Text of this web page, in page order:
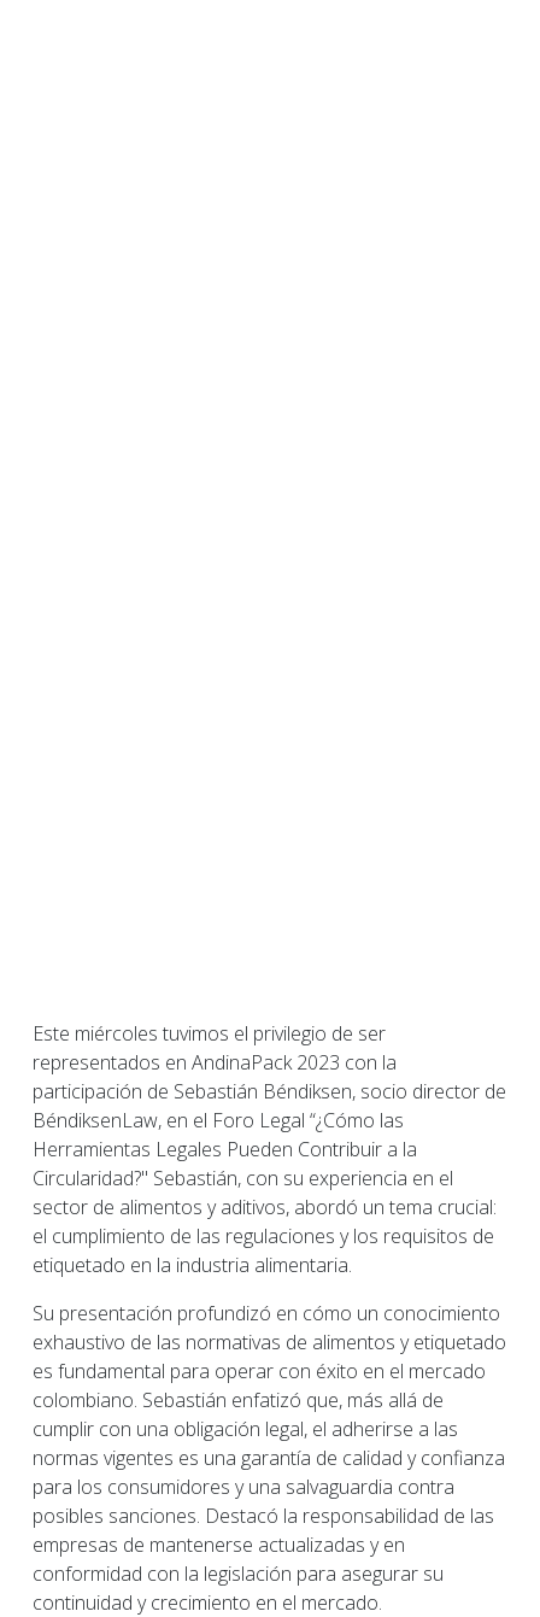
Este miércoles tuvimos el privilegio de ser
representados en AndinaPack 2023 con la
participación de Sebastián Béndiksen, socio director de
BéndiksenLaw, en el Foro Legal “¿Cómo las
Herramientas Legales Pueden Contribuir a la
Circularidad?" Sebastián, con su experiencia en el
sector de alimentos y aditivos, abordó un tema crucial:
el cumplimiento de las regulaciones y los requisitos de
etiquetado en la industria alimentaria.
Su presentación profundizó en cómo un conocimiento
exhaustivo de las normativas de alimentos y etiquetado
es fundamental para operar con éxito en el mercado
colombiano. Sebastián enfatizó que, más allá de
cumplir con una obligación legal, el adherirse a las
normas vigentes es una garantía de calidad y confianza
para los consumidores y una salvaguardia contra
posibles sanciones. Destacó la responsabilidad de las
empresas de mantenerse actualizadas y en
conformidad con la legislación para asegurar su
continuidad y crecimiento en el mercado.